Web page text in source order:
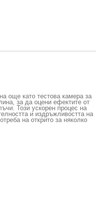
още като тестова камера за
за да оцени ефектите от
Този ускорен процес на
и издръжливостта на
на открито за няколко